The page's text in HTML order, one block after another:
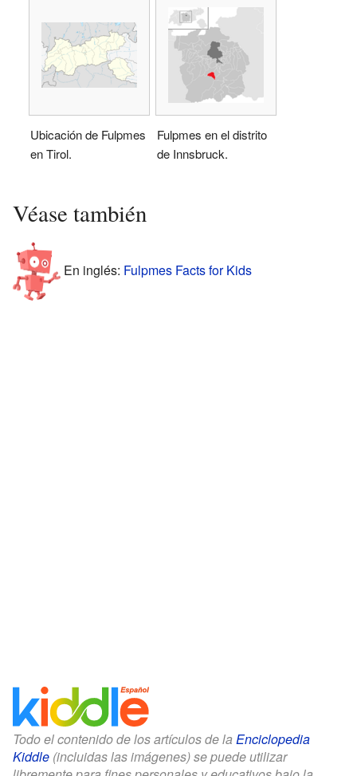
Ubicación de Fulpmes
en Tirol.
Fulpmes en el distrito
de Innsbruck.
Véase también
En inglés: Fulpmes Facts for Kids
Todo el contenido de los artículos de la Enciclopedia
Kiddle (incluidas las imágenes) se puede utilizar